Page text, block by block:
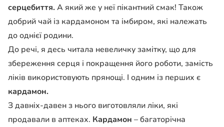
серцебиття. А який же у неї пікантний смак! Також
добрий чай із кардамоном та імбиром, які належать
до однієї родини.
До речі, я десь читала невеличку замітку, що для
збереження серця і покращення його роботи, замість
ліків використовують прянощі. І одним із перших є
кардамон.
З давніх-давен з нього виготовляли ліки, які
продавали в аптеках. Кардамон – багаторічна